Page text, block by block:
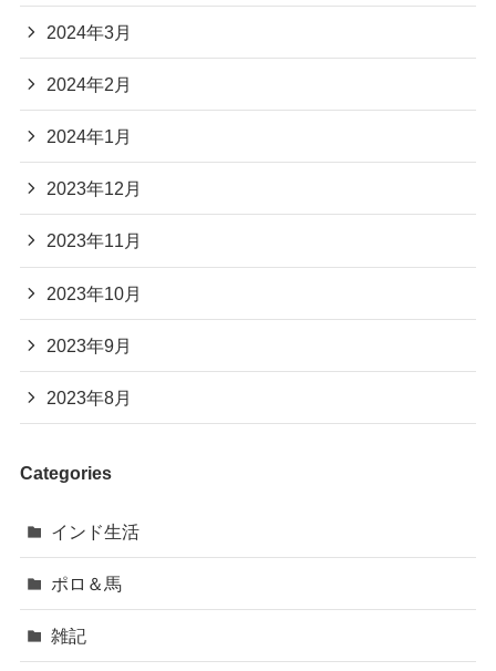
2024年3月
2024年2月
2024年1月
2023年12月
2023年11月
2023年10月
2023年9月
2023年8月
Categories
インド生活
ポロ＆馬
雑記